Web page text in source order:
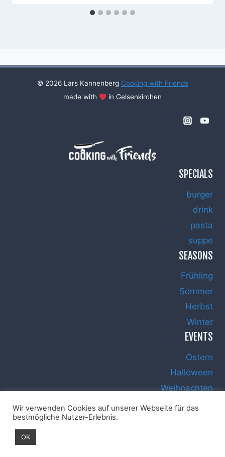
© 2026 Lars Kannenberg Cooking with Friends
made with
in Gelsenkirchen
SPECIALS
burger
drink
pasta
suppe
SEASONS
Frühling
Sommer
Herbst
Winter
EVENTS
Ostern
Halloween
Weihnachten
Silvester
Wir verwenden Cookies auf unserer Webseite für das
bestmögliche Nutzer-Erlebnis.
OK